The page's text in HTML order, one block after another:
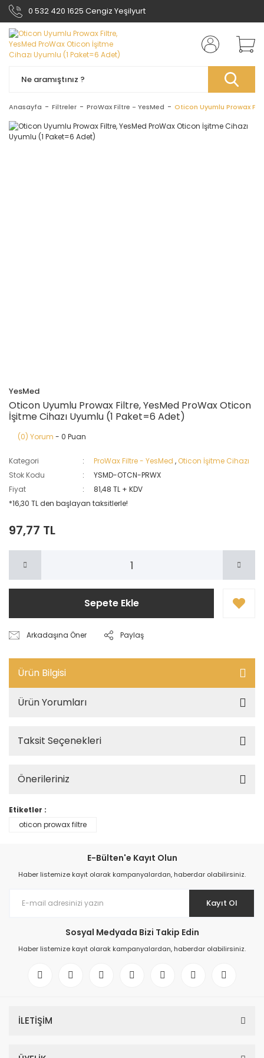
0 532 420 1625 Cengiz Yeşilyurt
Anasayfa Filtreler ProWax Filtre - YesMed Oticon Uyumlu Prowax
YesMed
Oticon Uyumlu Prowax Filtre, YesMed ProWax Oticon
İşitme Cihazı Uyumlu (1 Paket=6 Adet)
(0) Yorum - 0 Puan
Kategori ProWax Filtre - YesMed , Oticon İşitme Cihazı
Stok Kodu
YSMD-OTCN-PRWX
Fiyat
81,48 TL + KDV
*16,30 TL den başlayan taksitlerle!
97,77 TL
Sepete Ekle
Arkadaşına Öner Paylaş
Ürün Bilgisi
Ürün Yorumları
Taksit Seçenekleri
Önerileriniz
Etiketler :
oticon prowax filtre
E-Bülten'e Kayıt Olun
Haber listemize kayıt olarak kampanyalardan, haberdar olabilirsiniz.
Kayıt Ol
Sosyal Medyada Bizi Takip Edin
Haber listemize kayıt olarak kampanyalardan, haberdar olabilirsiniz.
İLETİŞİM